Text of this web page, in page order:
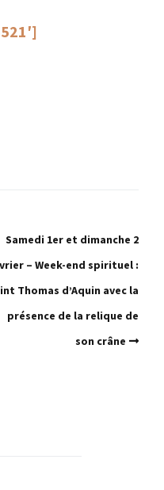
Samedi 1er et dimanche 2
– Week-end spirituel :
Thomas d’Aquin avec la
présence de la relique de
son crâne